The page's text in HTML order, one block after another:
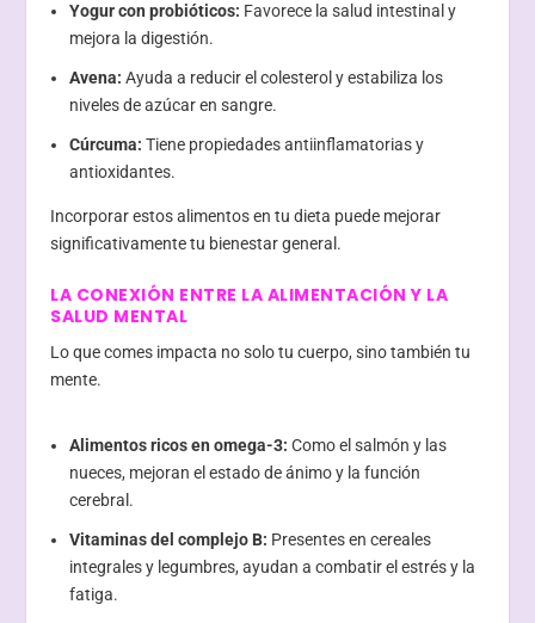
Yogur con probióticos: Favorece la salud intestinal y
mejora la digestión.
Avena: Ayuda a reducir el colesterol y estabiliza los
niveles de azúcar en sangre.
Cúrcuma: Tiene propiedades antiinflamatorias y
antioxidantes.
Incorporar estos alimentos en tu dieta puede mejorar
significativamente tu bienestar general.
LA CONEXIÓN ENTRE LA ALIMENTACIÓN Y LA
SALUD MENTAL
Lo que comes impacta no solo tu cuerpo, sino también tu
mente.
Alimentos ricos en omega-3: Como el salmón y las
nueces, mejoran el estado de ánimo y la función
cerebral.
Vitaminas del complejo B: Presentes en cereales
integrales y legumbres, ayudan a combatir el estrés y la
fatiga.